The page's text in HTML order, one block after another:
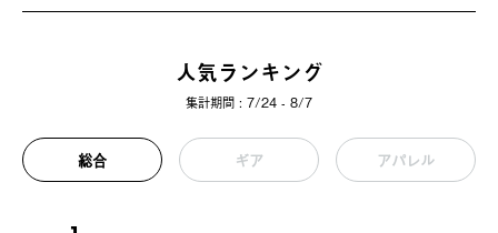
人気ランキング
集計期間 : 7/24 - 8/7
総合 ギア アパレル